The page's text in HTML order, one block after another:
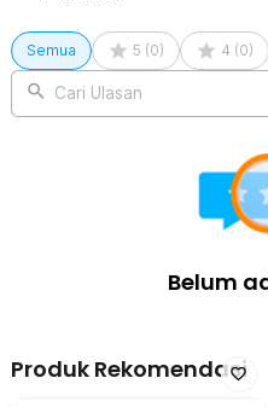
Semua 5 (0) 4 (0)
Cari Ulasan
Belum
Produk Rekomendasi